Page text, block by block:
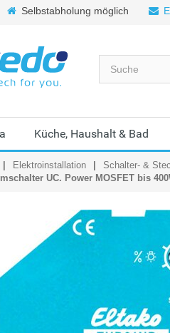
Selbstabholung möglich
Küche, Haushalt & Bad
Elektroinstallation Schalter- &
UC. Power MOSFET bis